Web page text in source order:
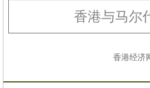
香港与马尔
香港经济